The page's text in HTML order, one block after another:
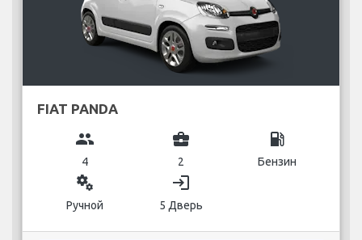
FIAT PANDA
group
4
business_center
2
local_gas_station
Бензин
miscellaneous_services
Ручной
login
5 Дверь